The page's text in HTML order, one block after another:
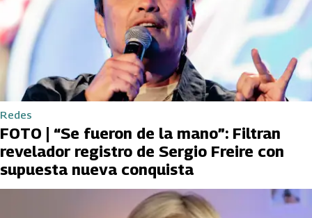
Redes
FOTO | “Se fueron de la mano”: Filtran
revelador registro de Sergio Freire con
supuesta nueva conquista